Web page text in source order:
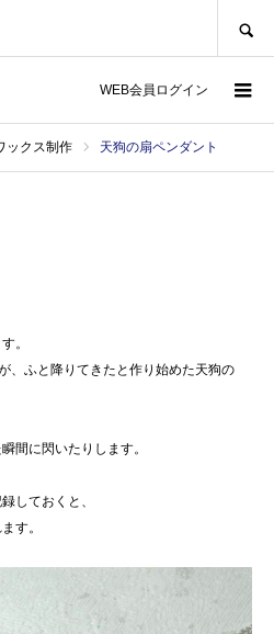
WEB会員ログイン
ックス制作 天狗の扇ペンダント
。
、ふと降りてきたと作り始めた天狗の
間に閃いたりします。
しておくと、
す。